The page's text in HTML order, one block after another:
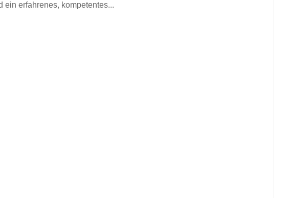
ein erfahrenes, kompetentes...